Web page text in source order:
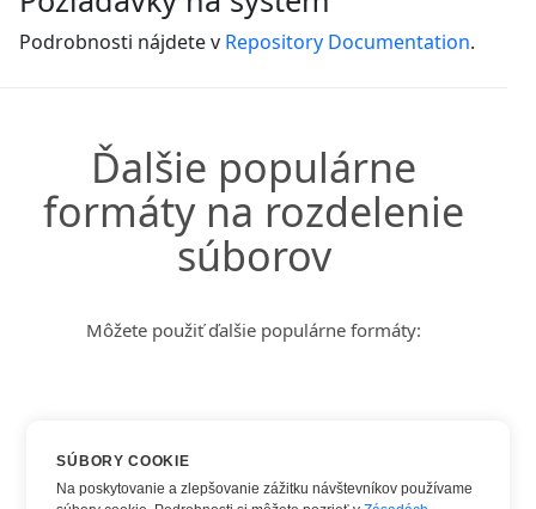
Podrobnosti nájdete v Repository Documentation.
Ďalšie populárne
formáty na rozdelenie
súborov
Môžete použiť ďalšie populárne formáty:
DOCX
SÚBORY COOKIE
Na poskytovanie a zlepšovanie zážitku návštevníkov používame